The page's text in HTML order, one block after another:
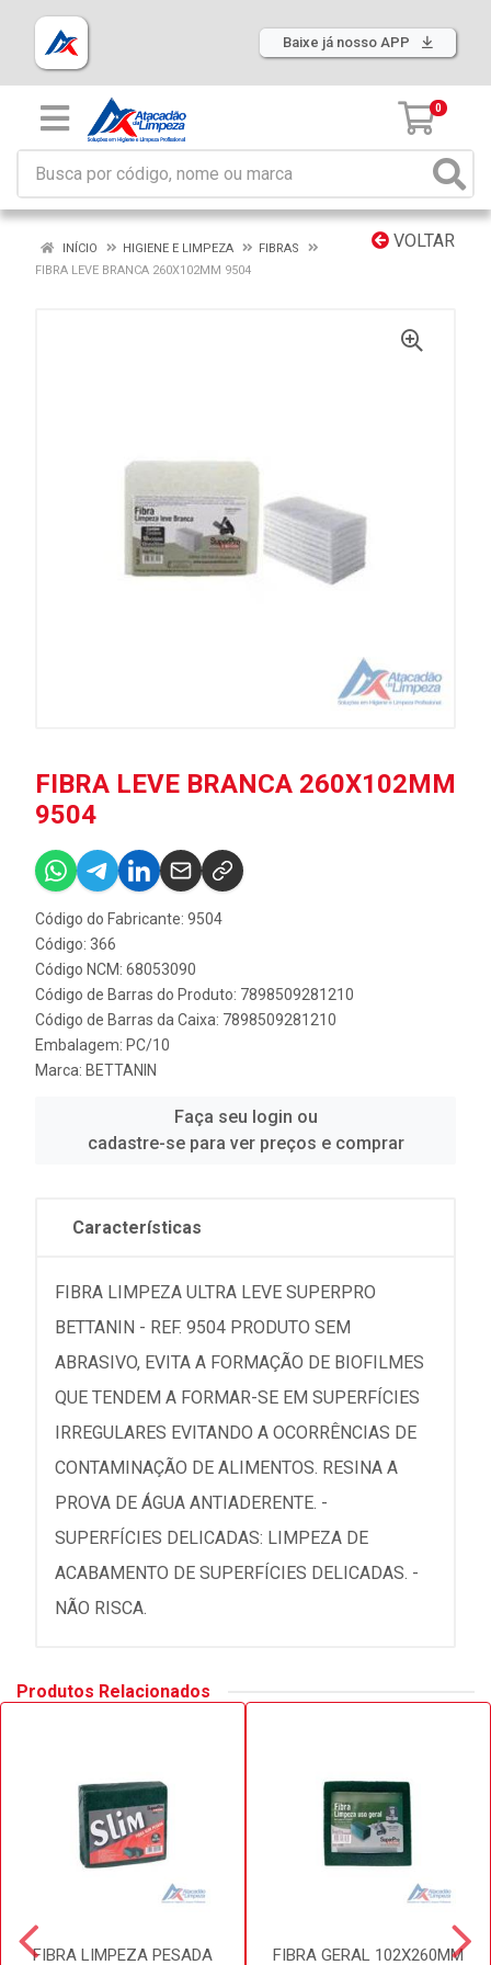
Baixe já nosso APP
0
VOLTAR
INÍCIO HIGIENE E LIMPEZA
FIBRAS
FIBRA LEVE BRANCA 260X102MM 9504
FIBRA LEVE BRANCA 260X102MM
9504
Código do Fabricante: 9504
Código: 366
Código NCM: 68053090
Código de Barras do Produto: 7898509281210
Código de Barras da Caixa: 7898509281210
Embalagem: PC/10
Marca: BETTANIN
Faça seu login ou
cadastre-se para ver preços e comprar
Características
FIBRA LIMPEZA ULTRA LEVE SUPERPRO
BETTANIN - REF. 9504 PRODUTO SEM
ABRASIVO, EVITA A FORMAÇÃO DE BIOFILMES
QUE TENDEM A FORMAR-SE EM SUPERFÍCIES
IRREGULARES EVITANDO A OCORRÊNCIAS DE
CONTAMINAÇÃO DE ALIMENTOS. RESINA A
PROVA DE ÁGUA ANTIADERENTE. -
SUPERFÍCIES DELICADAS: LIMPEZA DE
ACABAMENTO DE SUPERFÍCIES DELICADAS. -
NÃO RISCA.
Produtos Relacionados
FIBRA LIMPEZA PESADA FIBRA GERAL 102X260MM